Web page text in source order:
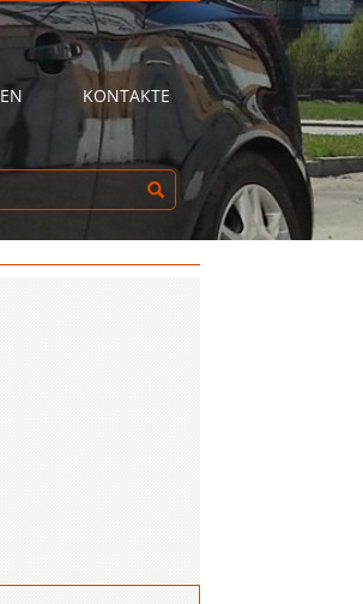
KONTAKTE